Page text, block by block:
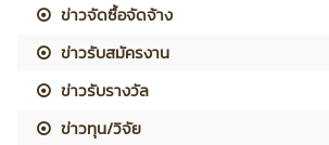
ข่าวจัดซื้อจัดจ้าง
ข่าวรับสมัครงาน
ข่าวรับรางวัล
ข่าวทุน/วิจัย